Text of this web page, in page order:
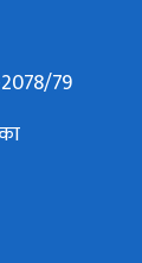
79